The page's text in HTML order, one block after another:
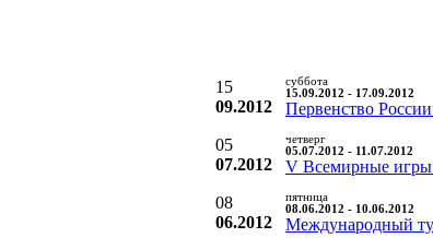
15
09.2012
суббота
15.09.2012 - 17.09.2012
Первенство
05
07.2012
четверг
05.07.2012 - 11.07.2012
V Всемирные игры
08
06.2012
пятница
08.06.2012 - 10.06.2012
Международный